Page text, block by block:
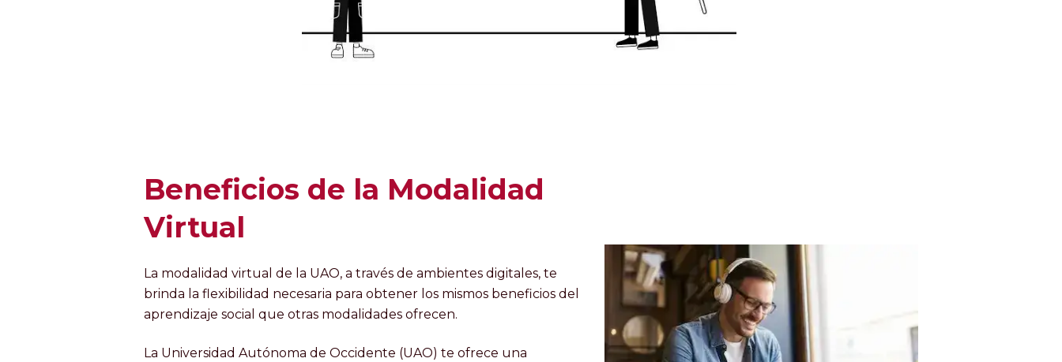
Beneficios de la Modalidad
Virtual
La modalidad virtual de la UAO, a través de ambientes digitales, te
brinda la flexibilidad necesaria para obtener los mismos beneficios del
aprendizaje social que otras modalidades ofrecen.
La Universidad Autónoma de Occidente (UAO) te ofrece una